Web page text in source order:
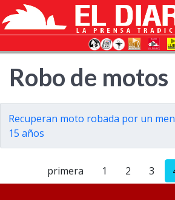
Robo de motos
Recuperan moto robada por un
15 años
primera 1 2 3